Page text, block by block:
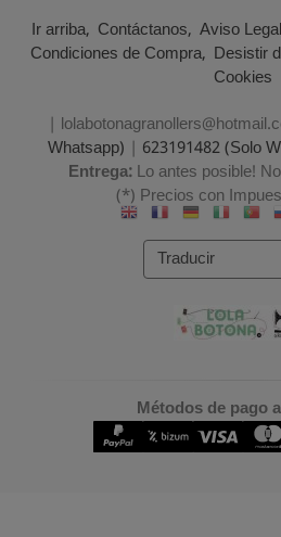
Ir arriba Contáctanos Aviso Legal
Condiciones de Compra Desistir
Cookies
|
Whatsapp) | 623191482 (Solo
Entrega:Lo antes posible!
(*) Precios con
Métodos de pago